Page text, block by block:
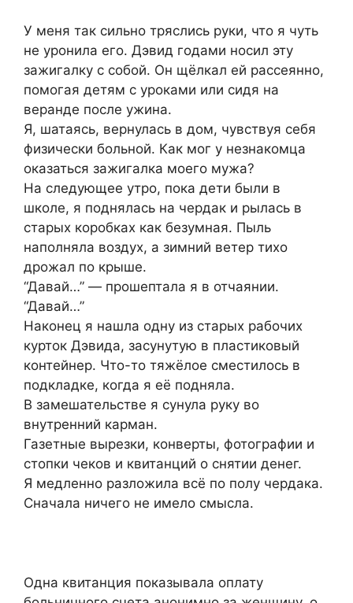
У меня так сильно тряслись руки, что я чуть
не уронила его. Дэвид годами носил эту
зажигалку с собой. Он щёлкал ей рассеянно,
помогая детям с уроками или сидя на
веранде после ужина.
Я, шатаясь, вернулась в дом, чувствуя себя
физически больной. Как мог у незнакомца
оказаться зажигалка моего мужа?
На следующее утро, пока дети были в
школе, я поднялась на чердак и рылась в
старых коробках как безумная. Пыль
наполняла воздух, а зимний ветер тихо
дрожал по крыше.
“Давай…” — прошептала я в отчаянии.
“Давай…”
Наконец я нашла одну из старых рабочих
курток Дэвида, засунутую в пластиковый
контейнер. Что-то тяжёлое сместилось в
подкладке, когда я её подняла.
В замешательстве я сунула руку во
внутренний карман.
Газетные вырезки, конверты, фотографии и
стопки чеков и квитанций о снятии денег.
Я медленно разложила всё по полу чердака.
Сначала ничего не имело смысла.
Одна квитанция показывала оплату